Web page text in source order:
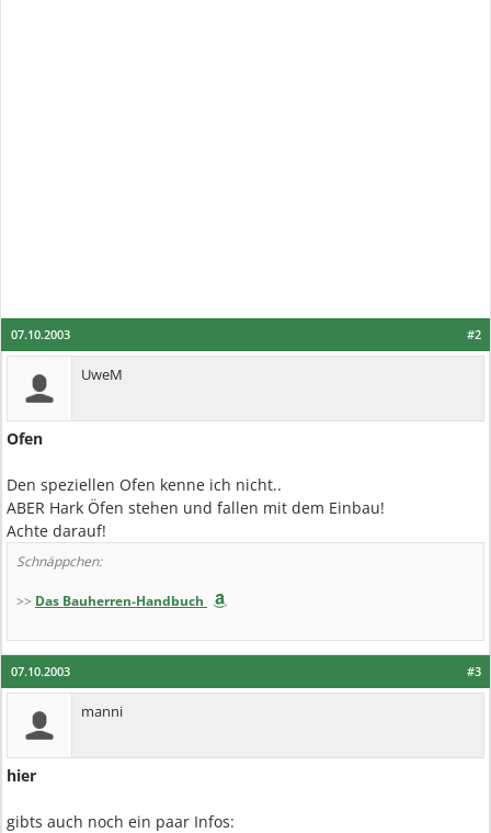
#2
07.10.2003
UweM
Ofen
Den speziellen Ofen kenne ich nicht..
ABER Hark Öfen stehen und fallen mit dem Einbau!
Achte darauf!
Schnäppchen:
>> Das Bauherren-Handbuch
#3
07.10.2003
manni
hier
gibts auch noch ein paar Infos: